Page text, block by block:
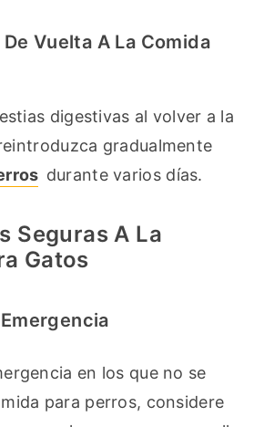
Vuelta A La Comida
digestivas al volver a la
durante varios días.
Seguras A La
Gatos
en los que no se
para perros, considere